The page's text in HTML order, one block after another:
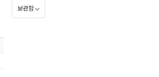
보관함